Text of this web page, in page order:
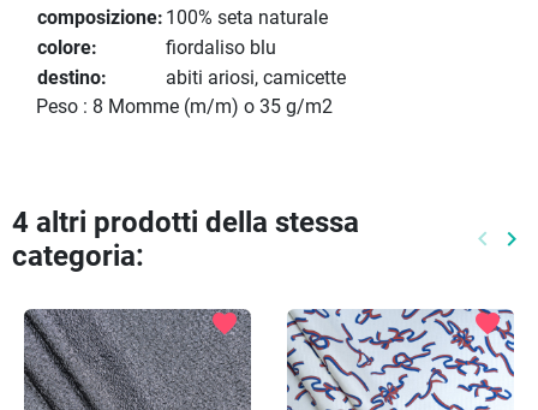
composizione: 100% seta naturale
colore:
fiordaliso blu
destino:
abiti ariosi, camicette
Peso : 8 Momme (m/m) o 35 g/m2
4 altri prodotti della stessa
categoria:
keyboard_arrow_left keyboard_arrow_right
favorite favorite